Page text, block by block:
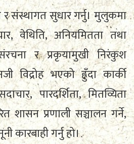
र संस्थागत सुधार गर्नु। मुलुकमा
वेथिति, अनियमितता तथा
र प्रकृयामुखी निरंकुश
विद्रोह भएको हुँदा कार्की
पारदर्शिता, मितव्यिता
शासन प्रणाली सञ्चालन गर्ने,
कारबाही गर्नु हो।